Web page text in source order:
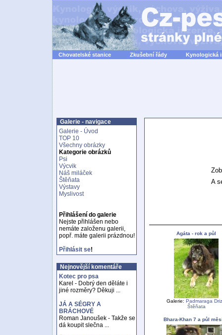
Chovatelské stanice Zkušební řády Kynologická
Galerie - navigace
Galerie - Úvod
TOP 10
Všechny obrázky
Kategorie obrázků
Psi
Výcvik
Náš miláček
Štěňata
Výstavy
Myslivost
Přihlášení do galerie
Nejste přihlášen nebo
nemáte založenu galerii,
popř. máte galerii prázdnou!
Přihlásit se!
Nejnovější komentáře
Kotec pro psa
Karel - Dobrý den děláte i
jiné rozměry? Děkuji ...
JÁ A SÉGRY A
BRÁCHOVÉ
Roman Janoušek - Takže se
dá koupit slečna ...
A
Agáta - rok a půl
Galerie: Padmaraga
Štěňata
Bhara-Khan 7 a půl